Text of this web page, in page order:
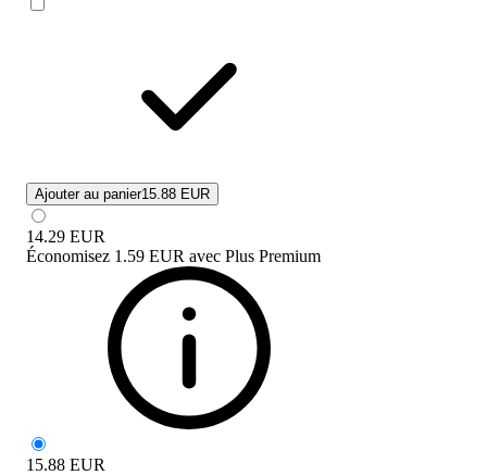
Ajouter au panier15.88 EUR
14.29 EUR
Économisez 1.59 EUR avec Plus Premium
15.88 EUR